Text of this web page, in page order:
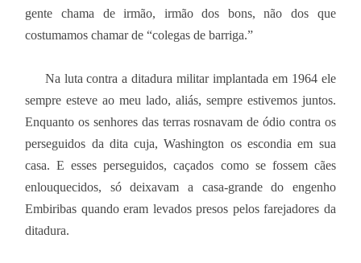
gente chama de irmão, irmão dos bons, não dos que
costumamos chamar de “colegas de barriga.”
Na luta contra a ditadura militar implantada em 1964 ele
sempre esteve ao meu lado, aliás, sempre estivemos juntos.
Enquanto os senhores das terras rosnavam de ódio contra os
perseguidos da dita cuja, Washington os escondia em sua
casa. E esses perseguidos, caçados como se fossem cães
enlouquecidos, só deixavam a casa-grande do engenho
Embiribas quando eram levados presos pelos farejadores da
ditadura.